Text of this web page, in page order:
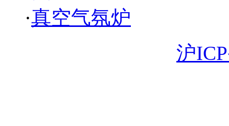
·真空气氛炉
沪